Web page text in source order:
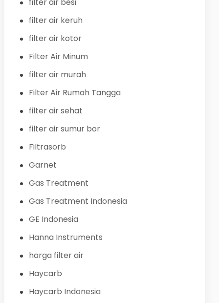
filter air keruh
filter air kotor
Filter Air Minum
filter air murah
Filter Air Rumah Tangga
filter air sehat
filter air sumur bor
Filtrasorb
Garnet
Gas Treatment
Gas Treatment Indonesia
GE Indonesia
Hanna Instruments
harga filter air
Haycarb
Haycarb Indonesia